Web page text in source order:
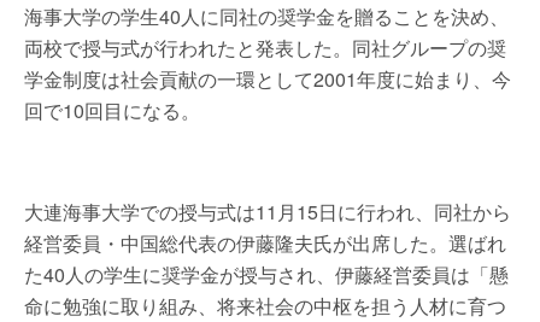
海事大学の学生40人に同社の奨学金を贈ることを決め、
両校で授与式が行われたと発表した。同社グループの奨
学金制度は社会貢献の一環として2001年度に始まり、今
回で10回目になる。
大連海事大学での授与式は11月15日に行われ、同社から
経営委員・中国総代表の伊藤隆夫氏が出席した。選ばれ
た40人の学生に奨学金が授与され、伊藤経営委員は「懸
命に勉強に取り組み、将来社会の中枢を担う人材に育つ